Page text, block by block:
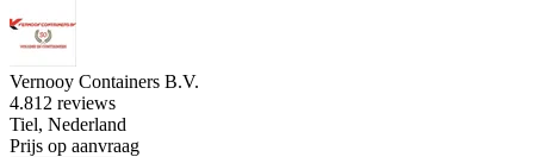
Vernooy Containers B.V.
4.812 reviews
Tiel, Nederland
Prijs op aanvraag